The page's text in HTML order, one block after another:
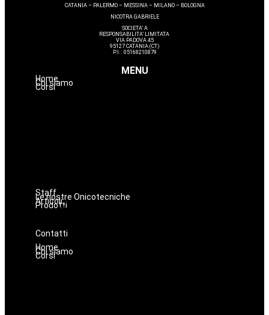
CATANIA – PALERMO – MESSINA – MILANO – BOLOGNA
NICOTRA GABRIELE
SOCIETA’ A
RESPONSABILITA’ LIMITATA
VIA PADOVA 45
95127 CATANIA (CT)
P.I. : 05168210879
MENU
Home
Chi siamo
Corsi
Staff
Le nostre Onicotecniche
Articoli
ProdottiOniconails
Prodotti per ricostruzione unghie
Contatti
Home
Chi siamo
Corsi